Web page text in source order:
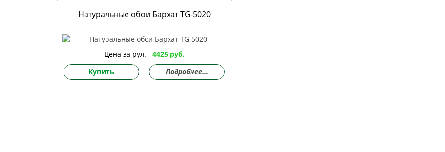
Натуральные обои Бархат TG-5020
Цена за рул. - 4425 руб.
Купить
Подробнее...